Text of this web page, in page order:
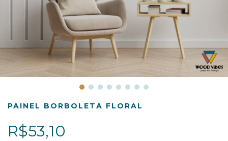
PAINEL BORBOLETA FLORAL
R$53,10